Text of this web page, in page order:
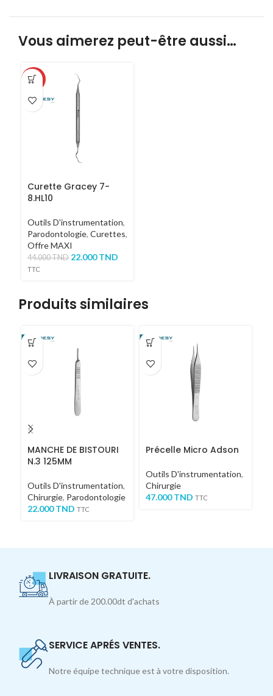
Vous aimerez peut-être aussi…
-50%
Curette Gracey 7-
8.HL10
Outils D'instrumentation,
Parodontologie, Curettes,
Offre MAXI
44.000TND 22.000TND
TTC
Produits similaires
MANCHE DE BISTOURI
N.3 125MM
Outils D'instrumentation,
Chirurgie, Parodontologie
22.000TND TTC
Précelle Micro Adson
Outils D'instrumentation,
Chirurgie
47.000TND TTC
LIVRAISON GRATUITE.
À partir de 200.00dt d'achats
SERVICE APRÉS VENTES.
Notre équipe technique est à votre disposition.